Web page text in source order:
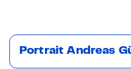
Portrait Andreas